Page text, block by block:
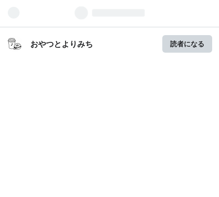
おやつとよりみち 読者になる